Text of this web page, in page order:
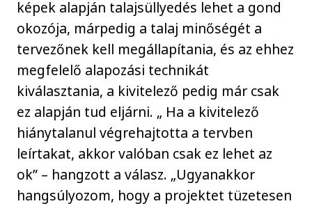
képek alapján talajsüllyedés lehet a gond
okozója, márpedig a talaj minőségét a
tervezőnek kell megállapítania, és az ehhez
megfelelő alapozási technikát
kiválasztania, a kivitelező pedig már csak
ez alapján tud eljárni. „ Ha a kivitelező
hiánytalanul végrehajtotta a tervben
leírtakat, akkor valóban csak ez lehet az
ok” – hangzott a válasz. „Ugyanakkor
hangsúlyozom, hogy a projektet tüzetesen